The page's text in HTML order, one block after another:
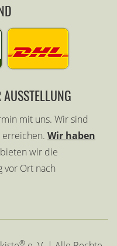
mit uns. Wir sind
Wir haben
wir die
vor Ort nach
®